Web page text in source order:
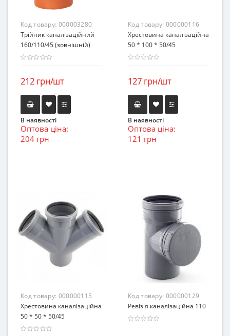
Код товару: 000003280
Трійник каналізаційний
160/110/45 (зовнішній)
212 грн/шт
В наявності
Оптова ціна:
204 грн
Код товару: 000000116
Хрестовина каналізаційна
50 * 100 * 50/45
127 грн/шт
В наявності
Оптова ціна:
121 грн
Код товару: 000000115
Хрестовина каналізаційна
50 * 50 * 50/45
Код товару: 000000129
Ревізія каналізаційна 110